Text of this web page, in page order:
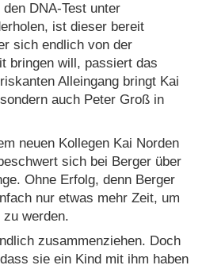
DNA-Test unter
ist dieser bereit
sich endlich von der
bringen will, passiert das
Alleingang bringt Kai
auch Peter Groß in
neuen Kollegen Kai Norden
sich bei Berger über
Ohne Erfolg, denn Berger
nur etwas mehr Zeit, um
zu werden.
zusammenziehen. Doch
sie ein Kind mit ihm haben